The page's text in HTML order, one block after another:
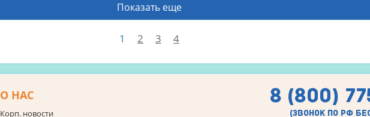
Показать еще
1 2 3 4
О НАС
Корп. новости
8 (800)
(звонок по рф